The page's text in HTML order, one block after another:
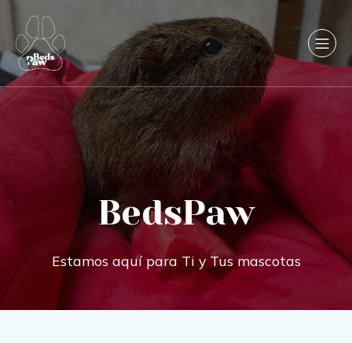
BedsPaw
Estamos aquí para Ti y Tus mascotas